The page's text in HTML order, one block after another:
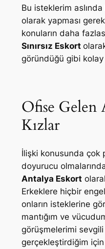
Bu isteklerim
olarak yapması
konuların daha
Sınırsız Eskort
göründüğü gibi
Ofise Gelen
Kızlar
İlişki konusunda çok
doyurucu
Antalya Eskort
Erkeklere hiçbir
onların isteklerine
mantığım ve
görüşmelerimi sevgili
gerçekleştirdiğim için